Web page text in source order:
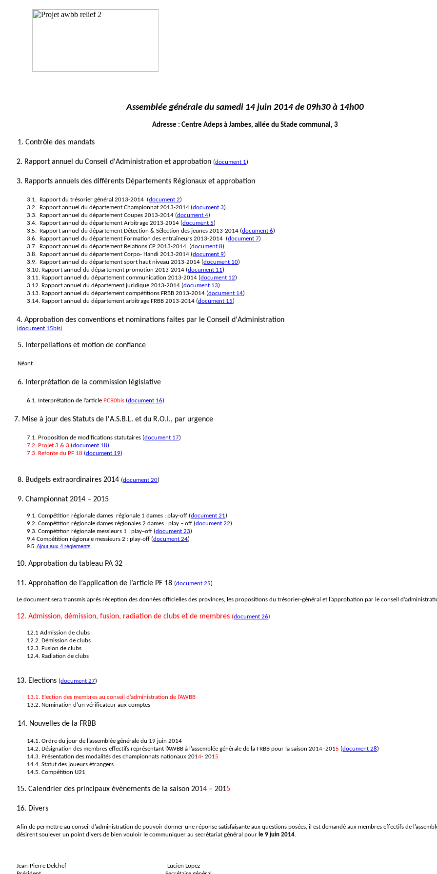
Assemblée générale du samedi 14 juin 2014 de 09h30 à 14h00
Adresse : Centre Adepsà Jambes, allée du Stade communal, 3
1. Contrôle des mandats
2. Rapport annuel du Conseil d'Administration et approbation (document 1)
3. Rapports annuels des différents Départements Régionaux et approbation
3.1. Rapport du trésorier général 2013-2014 (document 2)
3.2. Rapport annuel du département Championnat 2013-2014 (document 3)
3.3. Rapport annuel du département Coupes 2013-2014 (document 4)
3.4. Rapport annuel du département Arbitrage 2013-2014 (document 5)
3.5. Rapport annuel du département Détection & Sélection des jeunes 2013-2014 (document 6)
3.6. Rapport annuel du département Formation des entraîneurs 2013-2014 (document 7)
3.7. Rapport annuel du département Relations CP 2013-2014 (document 8)
3.8. Rapport annuel du département Corpo-Handi 2013-2014 (document 9)
3.9. Rapport annuel du département sport haut niveau 2013-2014 (document 10)
3.10. Rapport annuel du département promotion 2013-2014 (document 11)
3.11. Rapport annuel du département communication2013-2014 (document 12)
3.12. Rapport annuel du département juridique 2013-2014 (document 13)
3.13. Rapport annuel du département compétitions FRBB 2013-2014 (document 14)
3.14. Rapport annuel du département arbitrage FRBB 2013-2014 (document 15)
4. Approbation des conventions et nominations faites par le Conseil d'Administration
(document 15bis)
5. Interpellations et motion de confiance
Néant
6. Interprétation de la commission législative
6.1. Interprétation de l’article PC90bis (document 16)
7. Mise à jour des Statuts de l'A.S.B.L. et du R.O.I., par urgence
7.1. Proposition de modifications statutaires (document 17)
7.2. Projet 3 & 3 (document 18)
7.3. Refonte du PF 18 (document 19)
8. Budgets extraordinaires 2014 (document 20)
9. Championnat 2014 – 2015
9.1. Compétition régionale dames régionale 1 dames : play-off (document 21)
9.2. Compétition régionale dames régionales 2 dames :play – off (document 22)
9.3. Compétition régionale messieurs 1 : play–off (document 23)
9.4 Compétition régionale messieurs 2 : play-off (document 24)
9.5.Ajout aux 4 règlements
10. Approbation du tableau PA 32
11. Approbation de l’application de l’article PF 18 (document 25)
Le document sera transmis après réception des données officielles des provinces, les propositions du trésorier-général et l’approbation par le conseil
12. Admission, démission, fusion, radiation de clubs et de membres (document 26)
12.1 Admission de clubs
12.2. Démission de clubs
12.3. Fusion de clubs
12.4. Radiation de clubs
13. Elections (document 27)
13.1. Election des membres au conseil d’administration de l’AWBB
13.2. Nomination d’un vérificateur aux comptes
14. Nouvelles de la FRBB
14.1. Ordre du jour de l’assemblée générale du 19 juin 2014
14.2. Désignation des membres effectifs représentant l’AWBB à l’assemblée générale de la FRBB pour la saison 2014–2015 (document 28)
14.3. Présentation des modalités des championnats nationaux 2014- 2015
14.4. Statut des joueurs étrangers
14.5. Compétition U21
15. Calendrier des principaux événements de la saison 2014 – 2015
16. Divers
Afin de permettre au conseil d’administration de pouvoir donner une réponse satisfaisante aux questions posées, il est demandé aux membres effectifs de
désirent soulever un point divers de bien vouloir le communiquer au secrétariat général pour le 9 juin 2014.
Jean-Pierre Delchef
Lucien Lopez